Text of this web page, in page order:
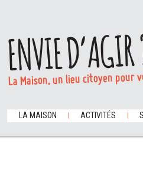
ENVIE D’AGIR
La Maison, un lieu citoyen
LA MAISON ACTIVITÉS